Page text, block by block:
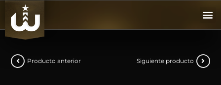
Producto anterior Siguiente producto